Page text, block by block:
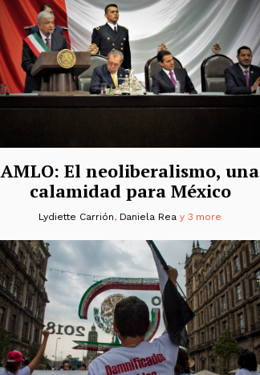
AMLO: El neoliberalismo, una
calamidad para México
Lydiette Carrión, Daniela Rea y 3 more